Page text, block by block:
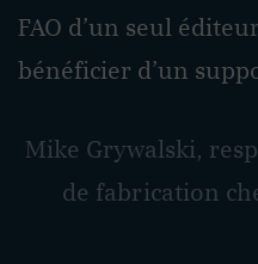
FAO d’un seul
bénéficier d’un
Mike Grywalski,
de fabrication